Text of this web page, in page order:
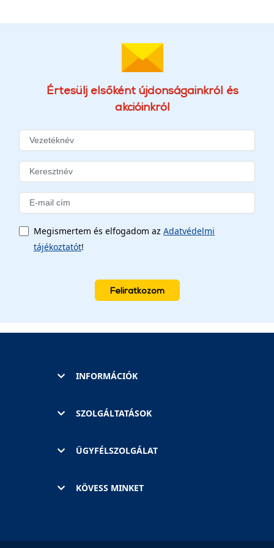
Értesülj elsőként újdonságainkról és
akcióinkról
Megismertem és elfogadom az Adatvédelmi
tájékoztatót!
Feliratkozom
INFORMÁCIÓK
SZOLGÁLTATÁSOK
ÜGYFÉLSZOLGÁLAT
KÖVESS MINKET